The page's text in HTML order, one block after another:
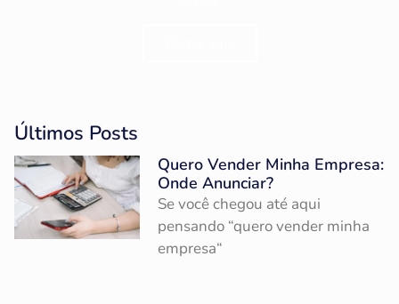
Últimos Posts
Quero Vender Minha Empresa:
Onde Anunciar?
Se você chegou até aqui
pensando “quero vender minha
empresa“